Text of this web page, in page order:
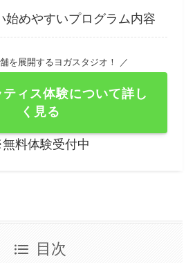
始めやすいプログラム内容
を展開するヨガスタジオ！ ／
ィス体験について詳し
く見る
料体験受付中
目次